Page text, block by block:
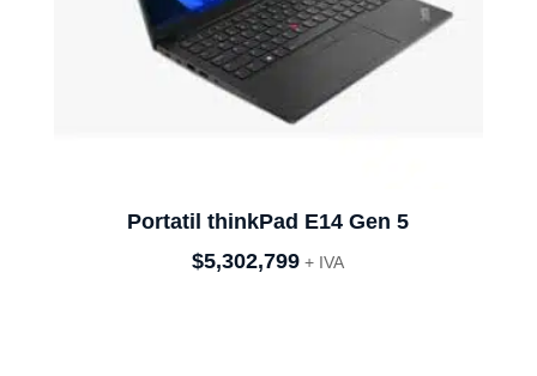
Portatil thinkPad E14 Gen 5
$5,302,799 + IVA